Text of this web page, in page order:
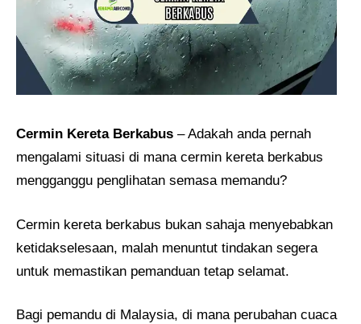
Cermin Kereta Berkabus – Adakah anda pernah
mengalami situasi di mana cermin kereta berkabus
mengganggu penglihatan semasa memandu?
Cermin kereta berkabus bukan sahaja menyebabkan
ketidakselesaan, malah menuntut tindakan segera
untuk memastikan pemanduan tetap selamat.
Bagi pemandu di Malaysia, di mana perubahan cuaca